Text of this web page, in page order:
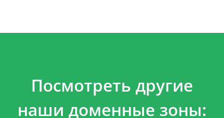
Посмотреть другие
наши доменные зоны: